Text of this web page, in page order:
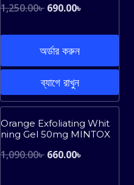
1,250.00৳ Original
was:
1,250.00৳ .
690.00৳
690.00৳ .
অর্ডার করুন
ব্যাগে রাখুন
Sale!
Orange Exfoliating Whit
ning Gel 50mg MINTOX
1,090.00৳ Original
660.00৳